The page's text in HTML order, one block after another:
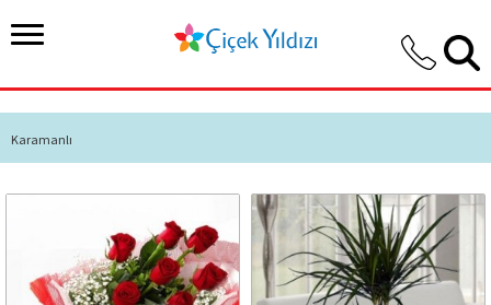
Karamanlı